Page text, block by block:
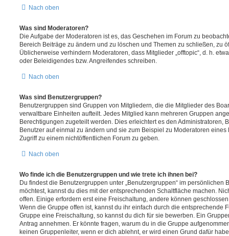
Nach oben
Was sind Moderatoren?
Die Aufgabe der Moderatoren ist es, das Geschehen im Forum zu
Bereich Beiträge zu ändern und zu löschen und Themen zu schließen, zu
Üblicherweise verhindern Moderatoren, dass Mitglieder „offtopic“, d. h.
oder Beleidigendes bzw. Angreifendes schreiben.
Nach oben
Was sind Benutzergruppen?
Benutzergruppen sind Gruppen von Mitgliedern, die die Mitglieder des
verwaltbare Einheiten aufteilt. Jedes Mitglied kann mehreren Gruppen
Berechtigungen zugeteilt werden. Dies erleichtert es den Administratoren,
Benutzer auf einmal zu ändern und sie zum Beispiel zu Moderatoren
Zugriff zu einem nichtöffentlichen Forum zu geben.
Nach oben
Wo finde ich die Benutzergruppen und wie trete ich ihnen bei?
Du findest die Benutzergruppen unter „Benutzergruppen“ im persönlichen
möchtest, kannst du dies mit der entsprechenden Schaltfläche machen.
offen. Einige erfordern erst eine Freischaltung, andere können
Wenn die Gruppe offen ist, kannst du ihr einfach durch die entsprechende
Gruppe eine Freischaltung, so kannst du dich für sie bewerben. Ein
Antrag annehmen. Er könnte fragen, warum du in die Gruppe
keinen Gruppenleiter, wenn er dich ablehnt, er wird einen Grund dafür